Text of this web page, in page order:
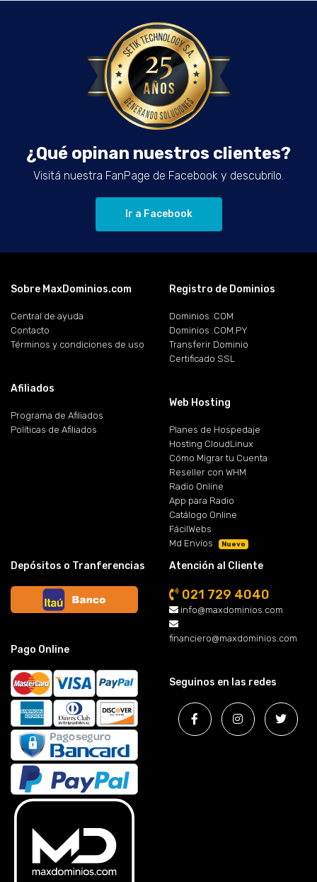
¿Qué opinan nuestros clientes?
Visitá nuestra FanPage de Facebook y descubrilo.
Ir a Facebook
Sobre MaxDominios.com
Central de ayuda
Contacto
Términos y condiciones de uso
Afiliados
Programa de Afiliados
Políticas de Afiliados
Registro de Dominios
Dominios .COM
Dominios .COM.PY
Transferir Dominio
Certificado SSL
Web Hosting
Planes de Hospedaje
Hosting CloudLinux
Cómo Migrar tu Cuenta
Reseller con WHM
Radio Online
App para Radio
Catálogo Online
FácilWebs
Md Envíos
Nuevo
Depósitos o Tranferencias
Pago Online
Atención al Cliente
021 729 4040
info@maxdominios.com
financiero@maxdominios.com
Seguinos en las redes